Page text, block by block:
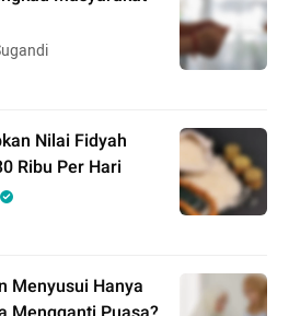
Nilai Fidyah
Ribu Per Hari
Menyusui Hanya